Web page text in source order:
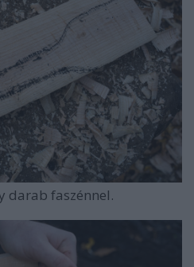
darab faszénnel.